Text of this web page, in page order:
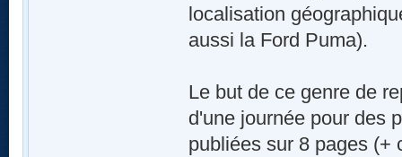
localisation
aussi la Ford Puma).
Le but de ce genre de
d'une journée pour des
publiées sur 8 pages (+